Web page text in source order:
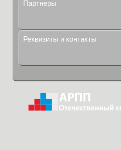
Партнеры
Реквизиты и контакты